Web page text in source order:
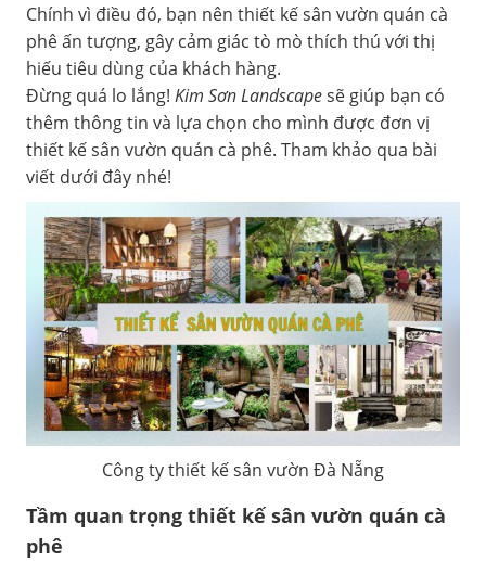
Chính vì điều đó, bạn nên thiết kế sân vườn quán cà
phê ấn tượng, gây cảm giác tò mò thích thú với thị
hiếu tiêu dùng của khách hàng.
Đừng quá lo lắng! Kim Sơn Landscapesẽ giúp bạn có
thêm thông tin và lựa chọn cho mình được đơn vị
thiết kế sân vườn quán cà phê. Tham khảo qua bài
viết dưới đây nhé!
Công ty thiết kế sân vườn Đà Nẵng
Tầm quan trọng thiết kế sân vườn quán cà
phê